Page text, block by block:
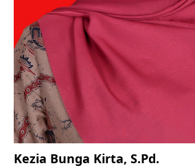
Kezia Bunga Kirta, S.Pd.